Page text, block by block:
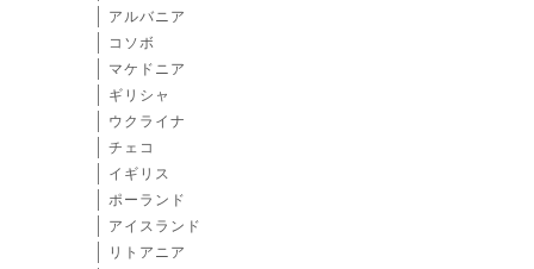
アルバニア
コソボ
マケドニア
ギリシャ
ウクライナ
チェコ
イギリス
ポーランド
アイスランド
リトアニア